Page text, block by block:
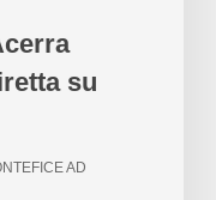
su
AD